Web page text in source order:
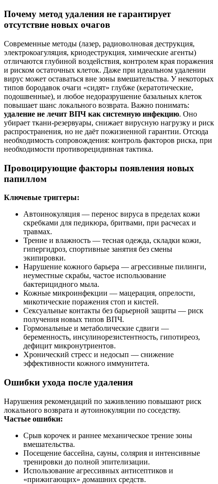
Почему метод удаления не гарантирует
отсутствие новых очагов
Современные методы (лазер, радиоволновая деструкция,
электрокоагуляция, криодеструкция, химические агенты)
отличаются глубиной воздействия, контролем края поражения
и риском остаточных клеток. Даже при идеальном удалении
вирус может оставаться вне зоны вмешательства. У некоторых
типов бородавок очаги «сидят» глубже (кератотические,
подошвенные), и любое недоразрушение базальных клеток
повышает шанс локального возврата. Важно понимать:
удаление не лечит ВПЧ как системную инфекцию. Оно
убирает ткани-резервуары, снижает вирусную нагрузку и риск
распространения, но не даёт пожизненной гарантии. Отсюда
необходимость сопровождения: контроль факторов риска, при
необходимости противорецидивная тактика.
Провоцирующие факторы появления новых
папиллом
Ключевые триггеры:
Автоинокуляция — перенос вируса в пределах кожи
скребками для педикюра, бритвами, при расчесах и
травмах.
Трение и влажность — тесная одежда, складки кожи,
гипергидроз, спортивные занятия без смены
экипировки.
Нарушение кожного барьера — агрессивные пилинги,
неуместные скрабы, частое использование
бактерицидного мыла.
Кожные микроинфекции — мацерация, опрелости,
микотические поражения стоп и кистей.
Сексуальные контакты без барьерной защиты — риск
получения новых типов ВПЧ.
Гормональные и метаболические сдвиги —
беременность, инсулинорезистентность, гипотиреоз,
дефицит микронутриентов.
Хронический стресс и недосып — снижение
эффективности кожного иммунитета.
Ошибки ухода после удаления
Нарушения рекомендаций по заживлению повышают риск
локального возврата и аутоинокуляции по соседству.
Частые ошибки:
Срыв корочек и раннее механическое трение зоны
вмешательства.
Посещение бассейна, сауны, солярия и интенсивные
тренировки до полной эпителизации.
Использование агрессивных антисептиков и
«прижигающих» домашних средств.